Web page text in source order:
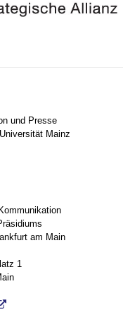
und Presse
Mainz
am Main
1